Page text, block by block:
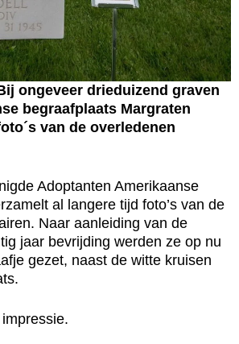
ongeveer drieduizend graven
begraafplaats Margraten
van de overledenen
Adoptanten Amerikaanse
al langere tijd foto’s van de
Naar aanleiding van de
jaar bevrijding werden ze op nu
gezet, naast de witte kruisen